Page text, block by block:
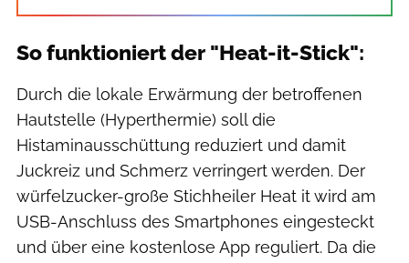
So funktioniert der "Heat-it-Stick":
Durch die lokale Erwärmung der betroffenen
Hautstelle (Hyperthermie) soll die
Histaminausschüttung reduziert und damit
Juckreiz und Schmerz verringert werden. Der
würfelzucker-große Stichheiler Heat it wird am
USB-Anschluss des Smartphones eingesteckt
und über eine kostenlose App reguliert. Da die